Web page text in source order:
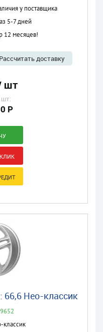
у поставщика
5-7 дней
12 месяцев!
Рассчитать доставку
шт
Р
66,6 Нео-классик
классик